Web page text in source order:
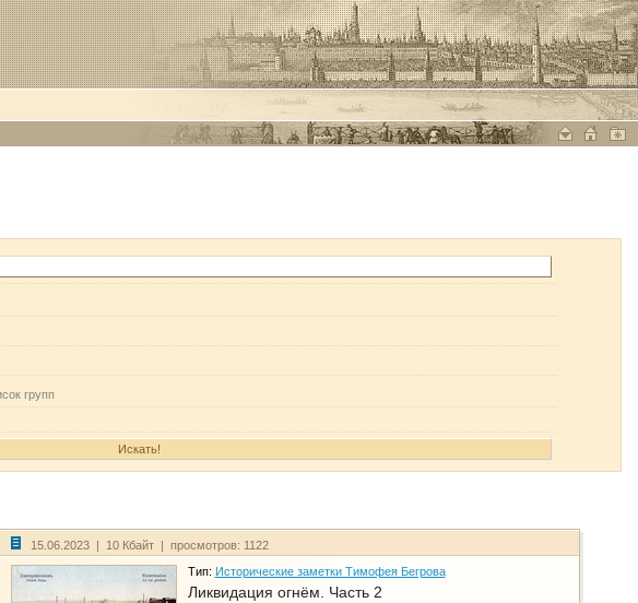
групп
15.06.2023 | 10 Кбайт | просмотров: 1122
Тип: Исторические заметки Тимофея Бегрова
Ликвидация огнём. Часть 2